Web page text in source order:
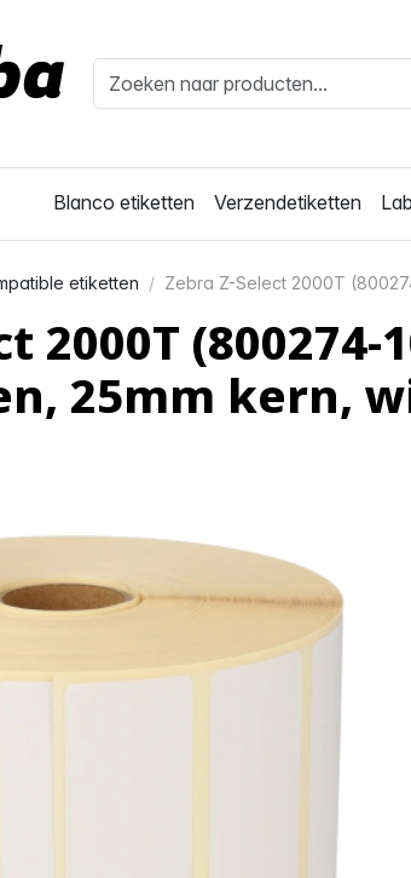
Blanco etiketten Verzendetiketten
etiketten Zebra Z-Select 2000T
2000T
25mm kern,